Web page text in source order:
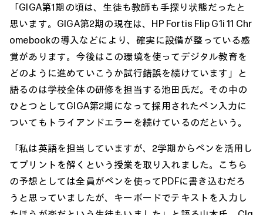
「GIGA第1期の頃は、生徒も教師も手探り状態だったと
思います。GIGA第2期の現在は、HP Fortis Flip G1i 11 Chr
omebookの導入などにより、確実に設備が整っている感
覚があります。今後はこの環境を使ってデジタル教育を
どのように進めていこうか試行錯誤を続けています」と
語るのは学校全体の研修を担当する池田氏だ。その中の
ひとつとしてGIGA第2期になって採用されたペン入力に
ついてもトライアンドエラーを続けているのだという。
「私は英語を担当していますが、2学期からペンを活用し
てプリントを解くという授業を取り入れました。こちら
の予想としては全員がペンを使ってPDFに書き込むだろ
うと思っていましたが、キーボードでテキストを入力し